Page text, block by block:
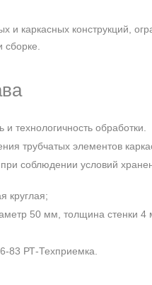
и каркасных конструкций,
сборке.
и технологичность обработки.
трубчатых элементов
соблюдении условий
круглая;
50 мм, толщина стенки 4
83 РТ-Техприемка.